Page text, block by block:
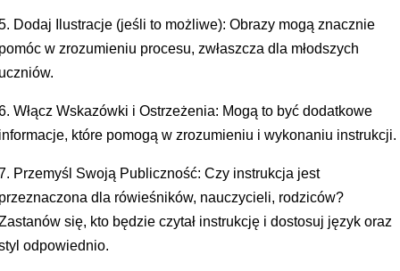
Dodaj Ilustracje (jeśli to możliwe): Obrazy mogą znacznie
w zrozumieniu procesu, zwłaszcza dla młodszych
Włącz Wskazówki i Ostrzeżenia: Mogą to być dodatkowe
które pomogą w zrozumieniu i wykonaniu instrukcji.
Przemyśl Swoją Publiczność: Czy instrukcja jest
dla rówieśników, nauczycieli, rodziców?
się, kto będzie czytał instrukcję i dostosuj język oraz
odpowiednio.